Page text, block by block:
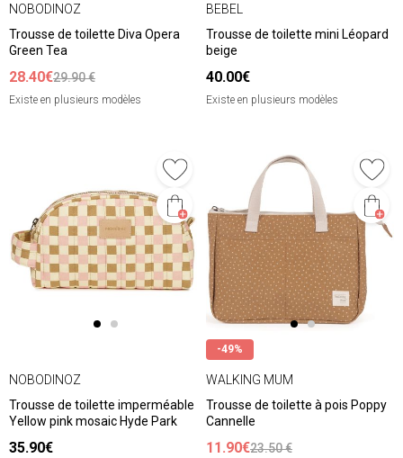
NOBODINOZ
Trousse de toilette Diva Opera
Green Tea
28.40€29.90 €
Existe en plusieurs modèles
BEBEL
Trousse de toilette mini Léopard
beige
40.00€
Existe en plusieurs modèles
NOBODINOZ
Trousse de toilette imperméable
Yellow pink mosaic Hyde Park
35.90€
-49%
WALKING MUM
Trousse de toilette à pois Poppy
Cannelle
11.90€23.50 €